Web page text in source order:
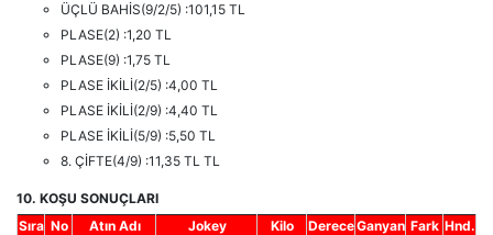
ÜÇLÜ BAHİS(9/2/5) :101,15 TL
PLASE(2) :1,20 TL
PLASE(9) :1,75 TL
PLASE İKİLİ(2/5) :4,00 TL
PLASE İKİLİ(2/9) :4,40 TL
PLASE İKİLİ(5/9) :5,50 TL
8. ÇİFTE(4/9) :11,35 TL TL
10. KOŞU SONUÇLARI
Sıra No Atın Adı Jokey Kilo DereceGanyan Fark Hnd.